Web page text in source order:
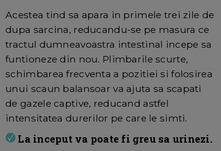
Acestea tind sa apara in primele trei zile de
dupa sarcina, reducandu-se pe masura ce
tractul dumneavoastra intestinal incepe sa
funtioneze din nou. Plimbarile scurte,
schimbarea frecventa a pozitiei si folosirea
unui scaun balansoar va ajuta sa scapati
de gazele captive, reducand astfel
intensitatea durerilor pe care le simti.
La inceput va poate fi greu sa urinezi.